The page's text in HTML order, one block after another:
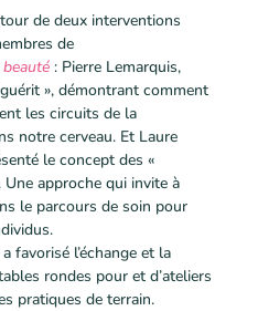
de deux interventions
de
: Pierre Lemarquis,
», démontrant comment
les circuits de la
notre cerveau. Et Laure
le concept des «
approche qui invite à
le parcours de soin pour
favorisé l’échange et la
rondes pour et d’ateliers
pratiques de terrain.